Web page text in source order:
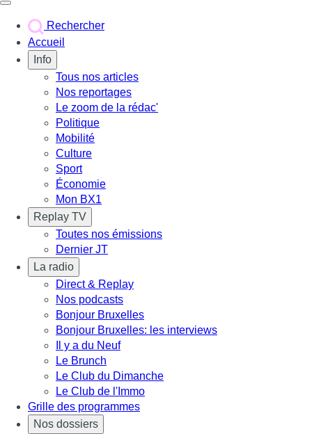
Rechercher
Accueil
Info
Tous nos articles
Nos reportages
Le zoom de la rédac'
Politique
Mobilité
Culture
Sport
Économie
Mon BX1
Replay TV
Toutes nos émissions
Dernier JT
La radio
Direct & Replay
Nos podcasts
Bonjour Bruxelles
Bonjour Bruxelles: les interviews
Il y a du Neuf
Le Brunch
Le Club du Dimanche
Le Club de l'Immo
Grille des programmes
Nos dossiers